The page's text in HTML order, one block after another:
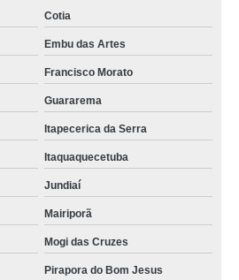
Cotia
Embu das Artes
Francisco Morato
Guararema
Itapecerica da Serra
Itaquaquecetuba
Jundiaí
Mairiporã
Mogi das Cruzes
Pirapora do Bom Jesus